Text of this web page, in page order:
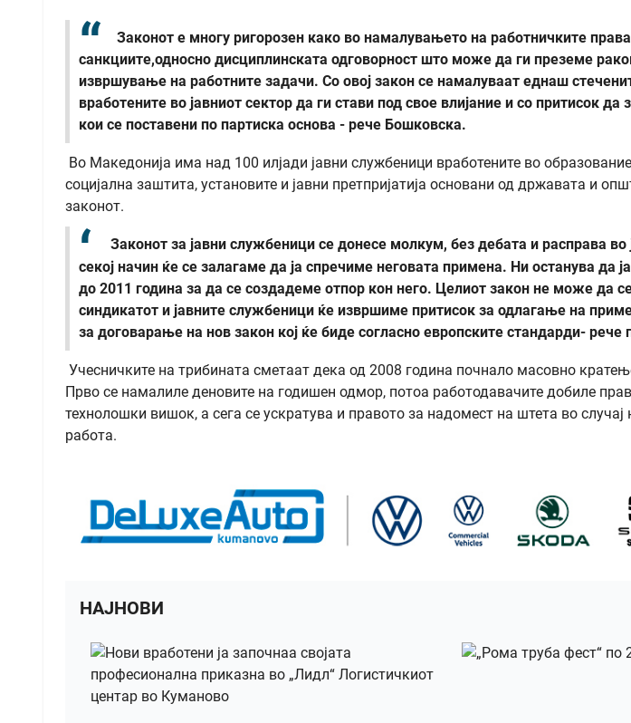
Законот е многу ригорозен како во намалувањето на работничките
санкциите,односно дисциплинската одговорност што може да ги преземе
извршување на работните задачи. Со овој закон се намалуваат еднаш
вработените во јавниот сектор да ги стави под свое влијание и со притисок да
кои се поставени по партиска основа - рече Бошковска.
Во Македонија има над 100 илјади јавни службеници вработените во
социјална заштита, установите и јавни претпријатија основани од државата и
законот.
Законот за јавни службеници се донесе молкум, без дебата и расправа
секој начин ќе се залагаме да ја спречиме неговата примена. Ни останува да
до 2011 година за да се создадеме отпор кон него. Целиот закон не може да
синдикатот и јавните службеници ќе извршиме притисок за одлагање на
за договарање на нов закон кој ќе биде согласно европските стандарди- рече
Учесничките на трибината сметаат дека од 2008 година почнало масовно
Прво се намалиле деновите на годишен одмор, потоа работодавачите добиле
технолошки вишок, а сега се ускратува и правото за надомест на штета во
работа.
НАЈНОВИ